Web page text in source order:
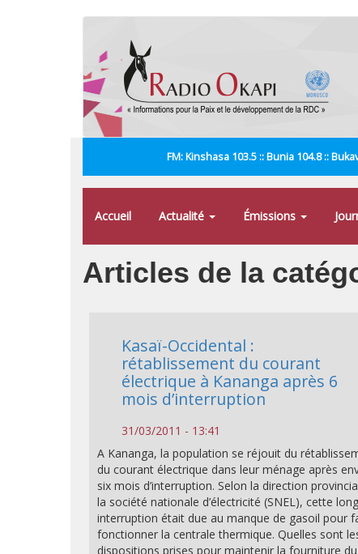
FM: Kinshasa 103.5 :: Bunia 104.8 ::
Accueil Actualité Émissions
Articles de la
Kasaï-Occidental :
rétablissement du courant
électrique à Kananga après 6
mois d’interruption
31/03/2011 - 13:41
A Kananga, la population se réjouit du
du courant électrique dans leur ménage après
six mois d’interruption. Selon la direction
la société nationale d’électricité (SNEL), cette
interruption était due au manque de gasoil pour
fonctionner la centrale thermique. Quelles sont
dispositions prises pour maintenir la fourniture du